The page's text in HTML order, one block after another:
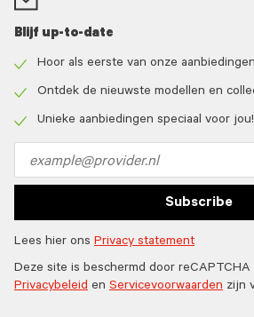
Blijf up-to-date
icon
Hoor als eerste van onze aanbiedingen
icon
Ontdek de nieuwste modellen en
Unieke aanbiedingen speciaal voor jou!
address
Subscribe
Lees hier ons Privacy statement
Deze site is beschermd door reCAPTCHA
Privacybeleid en Servicevoorwaarden zijn